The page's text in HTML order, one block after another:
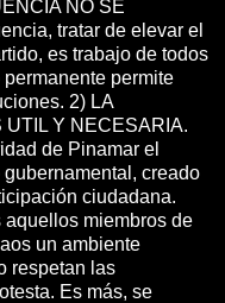
NO SE
tratar de elevar el
es trabajo de todos
permite
2) LA
UTIL Y NECESARIA.
de Pinamar el
creado
ciudadana.
aquellos miembros de
un ambiente
respetan las
Es más, se